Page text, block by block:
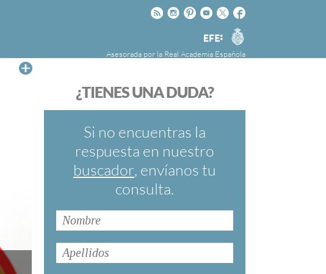
Facebook
Twitter
Youtube
Pinteres
Instagram
Rss
Agencia
EFE
Asesorada por la Real Academia Española
FundéuRAE es una fundación patrocinada por
cuyo objetivo es colaborar con el buen uso del
español en los medios de comunicación y en
Internet.
¿TIENES UNA DUDA?
Si no encuentras la
respuesta en nuestro
buscador, envíanos tu
consulta.